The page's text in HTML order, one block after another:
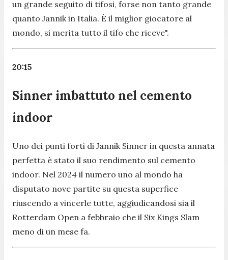
un grande seguito di tifosi, forse non tanto grande
quanto Jannik in Italia. È il miglior giocatore al
mondo, si merita tutto il tifo che riceve".
20:15
Sinner imbattuto nel cemento
indoor
Uno dei punti forti di Jannik Sinner in questa annata
perfetta è stato il suo rendimento sul cemento
indoor. Nel 2024 il numero uno al mondo ha
disputato nove partite su questa superfice
riuscendo a vincerle tutte, aggiudicandosi sia il
Rotterdam Open a febbraio che il Six Kings Slam
meno di un mese fa.